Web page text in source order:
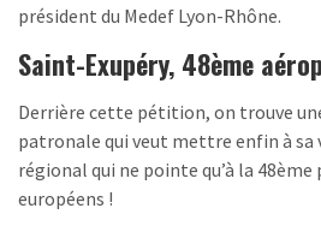
président du Medef Lyon-Rhône.
Saint-Exupéry, 48ème
Derrière cette pétition, on trouve
patronale qui veut mettre enfin à sa
régional qui ne pointe qu’à la
européens !